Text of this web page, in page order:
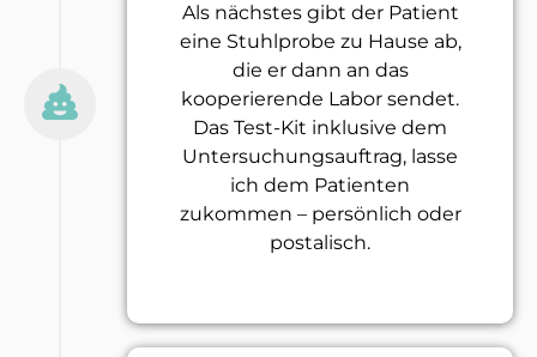
Als nächstes gibt der Patient
eine Stuhlprobe zu Hause ab,
die er dann an das
kooperierende Labor sendet.
Das Test-Kit inklusive dem
Untersuchungsauftrag, lasse
ich dem Patienten
zukommen – persönlich oder
postalisch.